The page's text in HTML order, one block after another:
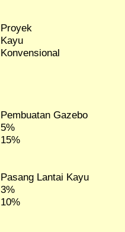
Proyek
Kayu
Konvensional
Pembuatan Gazebo
5%
15%
Pasang Lantai Kayu
3%
10%